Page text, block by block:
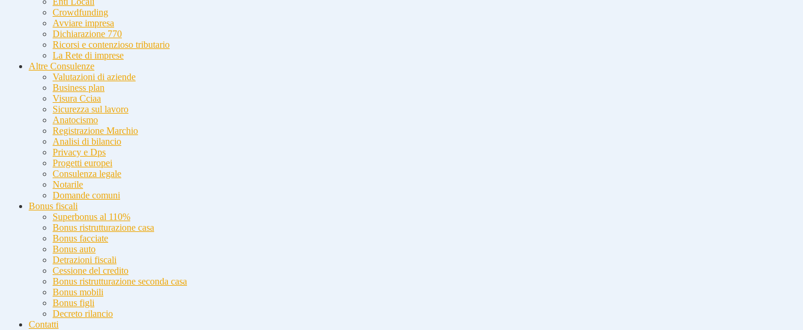
Crowdfunding
Avviare impresa
Dichiarazione 770
Ricorsi e contenzioso tributario
La Rete di imprese
Altre Consulenze
Valutazioni di aziende
Business plan
Visura Cciaa
Sicurezza sul lavoro
Anatocismo
Registrazione Marchio
Analisi di bilancio
Privacy e Dps
Progetti europei
Consulenza legale
Notarile
Domande comuni
Bonus fiscali
Superbonus al 110%
Bonus ristrutturazione casa
Bonus facciate
Bonus auto
Detrazioni fiscali
Cessione del credito
Bonus ristrutturazione seconda casa
Bonus mobili
Bonus figli
Decreto rilancio
Contatti